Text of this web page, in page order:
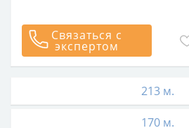
Связаться с
экспертом
213 м.
170 м.